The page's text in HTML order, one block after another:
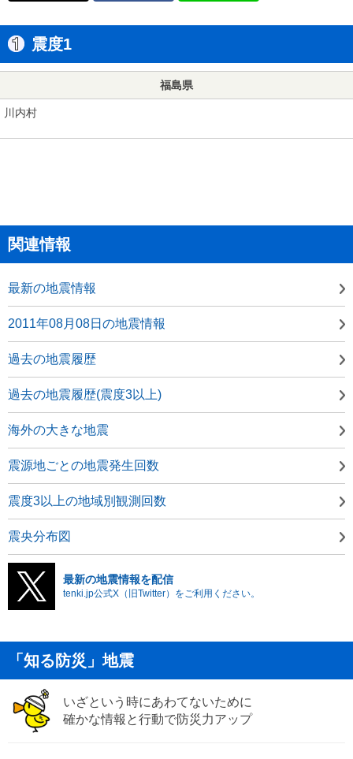
震度1
福島県
川内村
関連情報
最新の地震情報
2011年08月08日の地震情報
過去の地震履歴
過去の地震履歴(震度3以上)
海外の大きな地震
震源地ごとの地震発生回数
震度3以上の地域別観測回数
震央分布図
最新の地震情報を配信
tenki.jp公式X（旧Twitter）をご利用ください。
「知る防災」地震
いざという時にあわてないために
確かな情報と行動で防災力アップ